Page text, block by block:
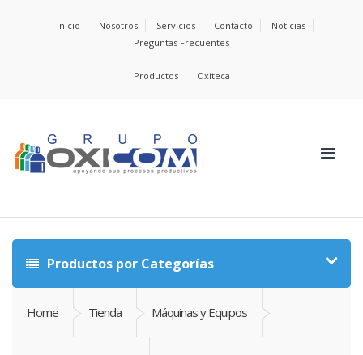
Inicio Nosotros Servicios Contacto
Noticias
Preguntas Frecuentes
Productos Oxiteca
Productos por Categorías
Home Tienda Máquinas y Equipos